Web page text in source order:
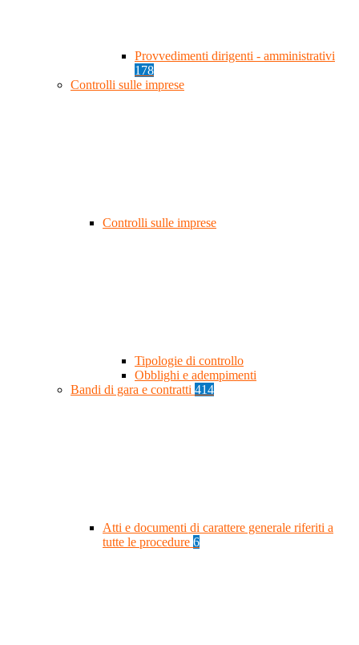
Provvedimenti dirigenti - amministrativi
178
Controlli sulle imprese
Controlli sulle imprese
Tipologie di controllo
Obblighi e adempimenti
Bandi di gara e contratti 414
Atti e documenti di carattere generale riferiti a
tutte le procedure 6